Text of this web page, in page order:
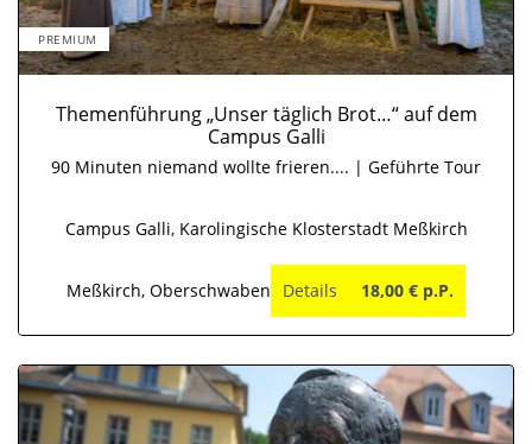
PREMIUM
Themenführung „Unser täglich Brot…“ auf dem
Campus Galli
90 Minuten niemand wollte frieren.... | Geführte Tour
Campus Galli, Karolingische Klosterstadt Meßkirch
Meßkirch, Oberschwaben Details 18,00 € p.P.